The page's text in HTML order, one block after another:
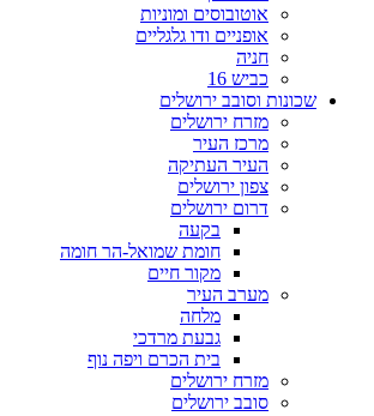
אוטובוסים ומוניות
אופניים ודו גלגליים
חניה
כביש 16
שכונות וסובב ירושלים
מזרח ירושלים
מרכז העיר
העיר העתיקה
צפון ירושלים
דרום ירושלים
בקעה
חומת שמואל-הר חומה
מקור חיים
מערב העיר
מלחה
גבעת מרדכי
בית הכרם ויפה נוף
מזרח ירושלים
סובב ירושלים